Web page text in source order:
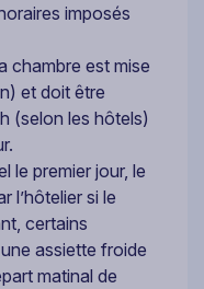
imposés
chambre est mise
et doit être
(selon les hôtels)
le premier jour, le
l’hôtelier si le
certains
assiette froide
matinal de